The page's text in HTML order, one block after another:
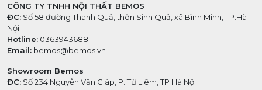
CÔNG TY TNHH NỘI THẤT BEMOS
ĐC: Số 58 đường Thanh Quả, thôn Sinh Quả, xã Bình Minh, TP.Hà
Nội
Hotline: 0363943688
Email: bemos@bemos.vn
Showroom Bemos
ĐC: Số 234 Nguyễn Văn Giáp, P. Từ Liêm, TP Hà Nội